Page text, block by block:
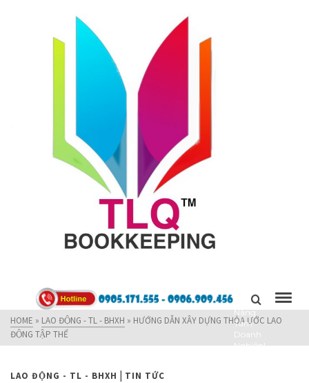
Kết Nối,
Nâng
Tầm
Doanh
Nghiệp!
HOME » LAO ĐỘNG - TL - BHXH » HƯỚNG DẪN XÂY DỰNG THỎA ƯỚC LAO
ĐỘNG TẬP THỂ
LAO ĐỘNG - TL - BHXH | TIN TỨC